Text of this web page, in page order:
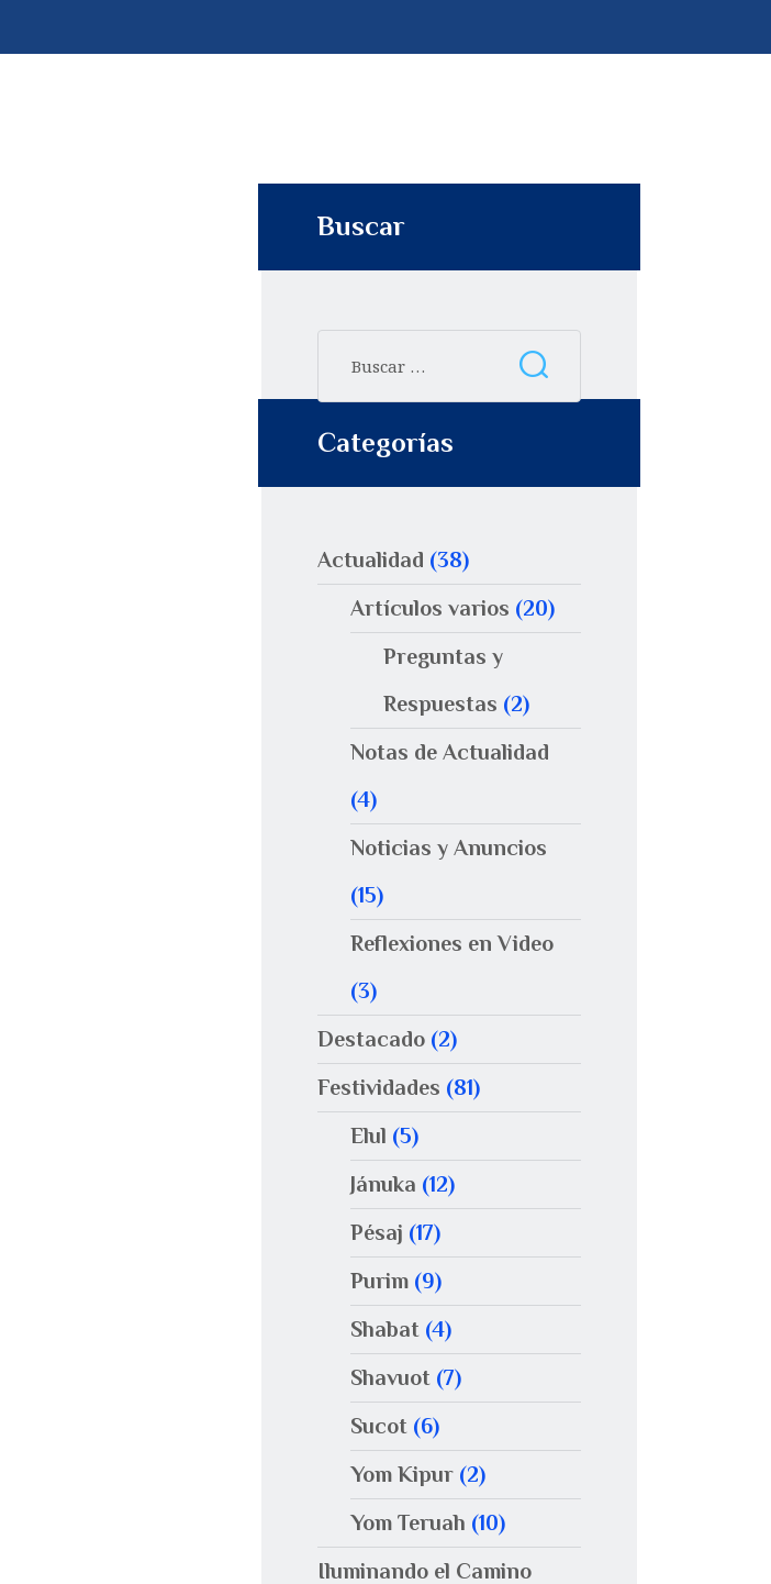
Buscar
Categorías
Actualidad (38)
Artículos varios (20)
Preguntas y
Respuestas (2)
Notas de Actualidad
(4)
Noticias y Anuncios
(15)
Reflexiones en Video
(3)
Destacado (2)
Festividades (81)
Elul (5)
Jánuka (12)
Pésaj (17)
Purim (9)
Shabat (4)
Shavuot (7)
Sucot (6)
Yom Kipur (2)
Yom Teruah (10)
Iluminando el Camino
i